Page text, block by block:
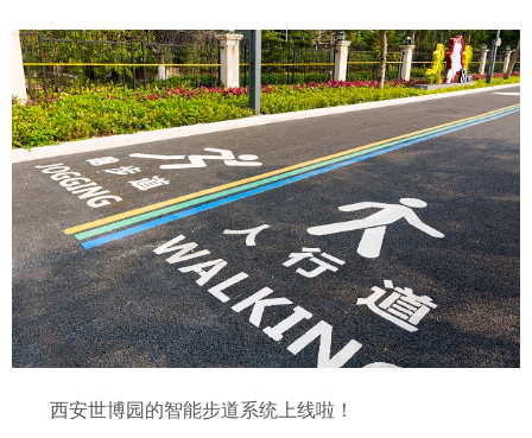
西安世博园的智能步道系统上线啦！